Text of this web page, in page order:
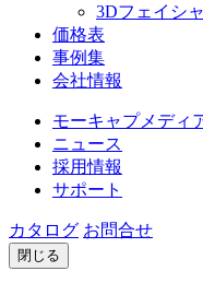
3Dフェイシ
価格表
事例集
会社情報
モーキャプメディ
ニュース
採用情報
サポート
カタログ お問合せ
閉じる